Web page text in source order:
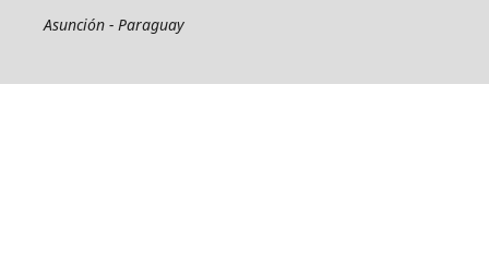
Asunción - Paraguay